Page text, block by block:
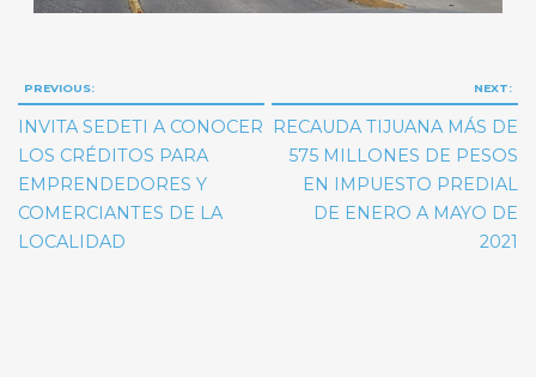
Navegación
de
entradas
PREVIOUS:
INVITA SEDETI A CONOCER
LOS CRÉDITOS PARA
EMPRENDEDORES Y
COMERCIANTES DE LA
LOCALIDAD
NEXT:
RECAUDA TIJUANA MÁS DE
575 MILLONES DE PESOS
EN IMPUESTO PREDIAL
DE ENERO A MAYO DE
2021